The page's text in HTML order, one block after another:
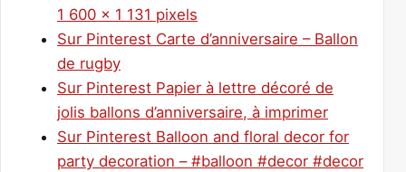
1 600 × 1 131 pixels
Sur Pinterest Carte d’anniversaire – Ballon
de rugby
Sur Pinterest Papier à lettre décoré de
jolis ballons d’anniversaire, à imprimer
Sur Pinterest Balloon and floral decor for
party decoration – #balloon #decor #decor